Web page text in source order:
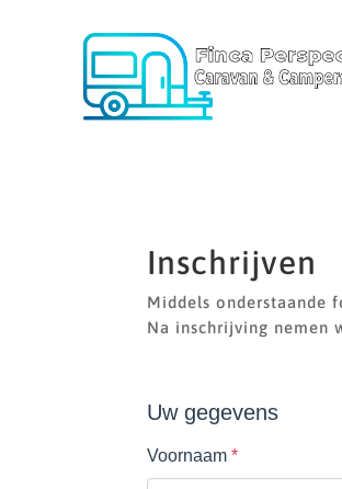
Inschrijven
Middels onderstaande
Na inschrijving nemen